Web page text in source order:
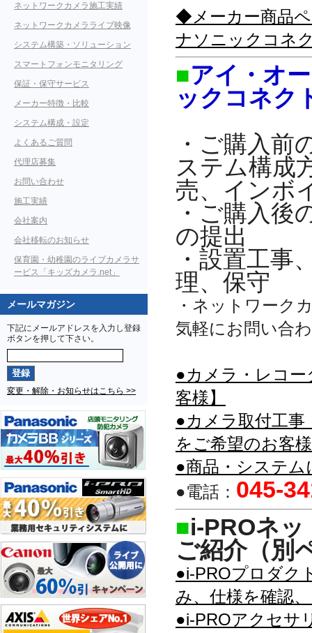
ネットワークカメラ施工実績
ネットワークカメラライブ映像
システム構築・ソリューション
スマートフォンモニタリング
保証・保守サービス
メーカー特徴・比較
システム構成・設定
よくあるご質問
代理店募集
お問い合わせ
施工実績
会社案内
会社移転のお知らせ
保育園・幼稚園のライブカメラサ
ービス「キッズカメラ.net」
メールマガジン
下記にメールアドレスを入力し登録
ボタンを押して下さい。
変更・解除・お知らせはこちら >>
◆メーカー商品
ナソニックコネ
■アイ・オ
ックコネク
・ご購入前
ステム構成
売、インボ
・ご購入後
の提出
・設置工事
理、保守
・ネットワーク
気軽にお問い合
●カメラ・レコ
客様】
●カメラ取付工
をご希望のお客
●商品・システ
●電話： 045-
■i-PROネ
ご紹介（別
●i-PROプロダク
み、仕様を確認
●i-PROアクセサ